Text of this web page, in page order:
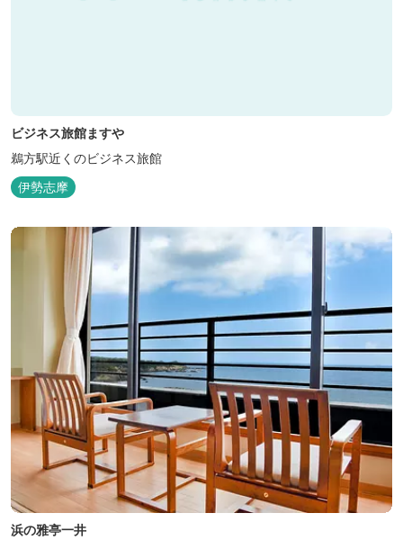
ビジネス旅館ますや
鵜方駅近くのビジネス旅館
伊勢志摩
浜の雅亭一井